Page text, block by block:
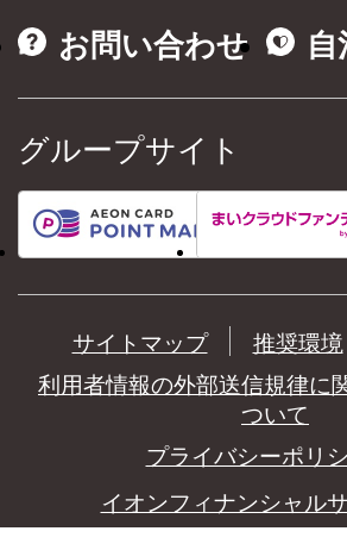
お問い合わせ
グループサイト
サイトマップ 推奨環境
利用者情報の外部送信規律に
ついて
プライバシーポリ
イオンフィナンシャル